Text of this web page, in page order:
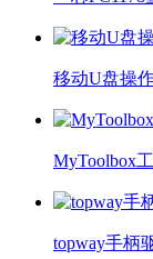
移动U盘操
MyToolbox
topway手柄